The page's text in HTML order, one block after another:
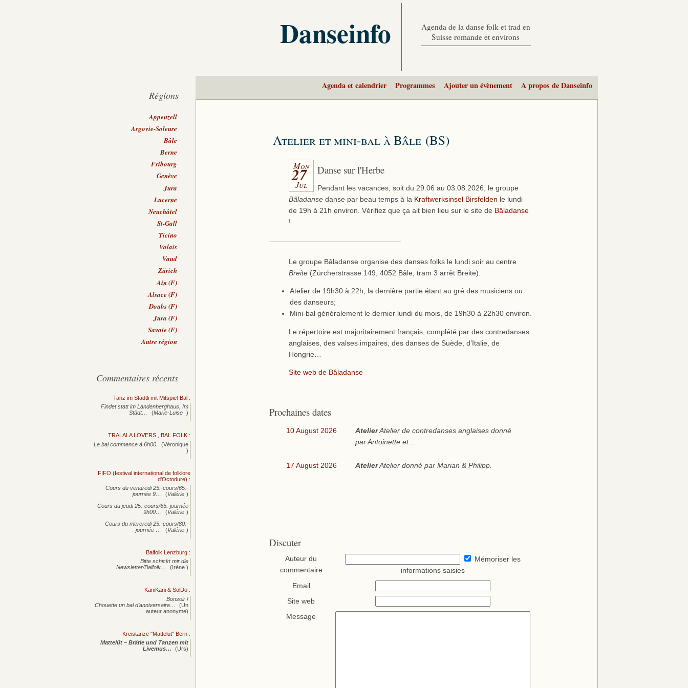
Danseinfo
Agenda de la danse folk et trad en
Suisse romande et environs
Agenda et calendrier Programmes Ajouter un évènement A propos de Danseinfo
Atelier et mini-bal à Bâle (BS)
Mon
27
Jul
Danse sur l'Herbe
Pendant les vacances, soit du 29.06 au 03.08.2026, le groupe
Bâladansedanse par beau temps à la Kraftwerksinsel Birsfelden le lundi
de 19h à 21h environ. Vérifiez que ça ait bien lieu sur le site de Bâladanse
!
Le groupe Bâladanse organise des danses folks le lundi soir au centre
Breite(Zürcherstrasse 149, 4052 Bâle, tram 3 arrêt Breite).
Atelier de 19h30 à 22h, la dernière partie étant au gré des musiciens ou
des danseurs;
Mini-bal généralement le dernier lundi du mois, de 19h30 à 22h30 environ.
Le répertoire est majoritairement français, complété par des contredanses
anglaises, des valses impaires, des danses de Suède, d’Italie, de
Hongrie…
Site web de Bâladanse
Prochaines dates
10 August 2026 AtelierAtelier de contredanses anglaises donné
par Antoinette et...
17 August 2026 AtelierAtelier donné par Marian & Philipp.
Discuter
Auteur du
commentaire
Mémoriser les
informations saisies
Email
Site web
Message
Régions
Appenzell
Argovie-Soleure
Bâle
Berne
Fribourg
Genève
Jura
Lucerne
Neuchâtel
St-Gall
Ticino
Valais
Vaud
Zürich
Ain (F)
Alsace (F)
Doubs (F)
Jura (F)
Savoie (F)
Autre région
Commentaires récents
Tanz im Städtli mit Mitspiel-Bal :
Findet statt im Landenberghaus, Im
Städt…
(Marie-Luise )
TRALALA LOVERS , BAL FOLK :
Le bal commence à 6h00.
(Véronique
)
FIFO (festival international de folklore
d'Octodure) :
Cours du vendredi 25.-cours/65.-
journée 9… (Valérie )
Cours du jeudi 25.-cours/65.-journée
9h00…
(Valérie )
Cours du mercredi 25.-cours/80.-
journée … (Valérie )
Balfolk Lenzburg :
Bitte schickt mir die
Newsletter/Balfolk…
(Irène )
KaniKani & SolDo :
Bonsoir !
Chouette un bal d’anniversaire…
(Un
auteur anonyme)
Kreistänze "Mattelüt" Bern :
Mattelüt – Brätle und Tanzen mit
Livemus…
(Urs)